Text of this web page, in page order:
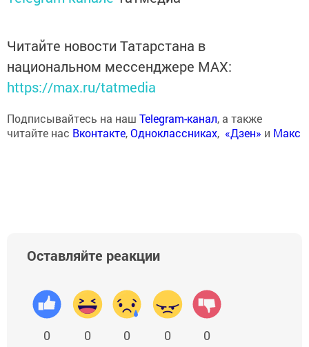
Читайте новости Татарстана в
национальном мессенджере MАХ:
https://max.ru/tatmedia
Подписывайтесь на наш Telegram-канал, а также
читайте нас Вконтакте,Одноклассниках, «Дзен» и Макс
Оставляйте реакции
0 0 0 0 0